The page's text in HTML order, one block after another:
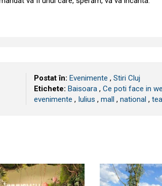
Postat în: Evenimente , Stiri Cluj
Etichete: Baisoara , Ce poti face in
evenimente , Iulius , mall , national ,